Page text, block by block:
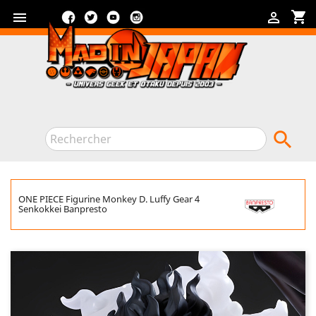
 shopping_cart

FacebookTwitterYouTube

ONE PIECE Figurine Monkey D. Luffy Gear 4
Senkokkei Banpresto